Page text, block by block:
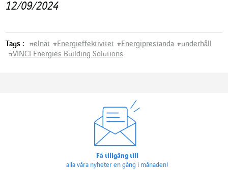
12/09/2024
Tags : #elnät #Energieffektivitet #Energiprestanda #underhåll
#VINCI Energies Building Solutions
Få tillgång till
alla våra nyheter en gång i månaden!